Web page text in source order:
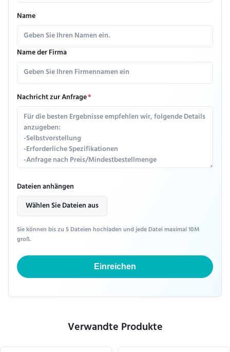
Name
Name der Firma
Nachricht zur Anfrage*
Dateien anhängen
Wählen Sie Dateien aus
Sie können bis zu 5 Dateien hochladen und jede Datei maximal 10M
groß.
Einreichen
Verwandte Produkte